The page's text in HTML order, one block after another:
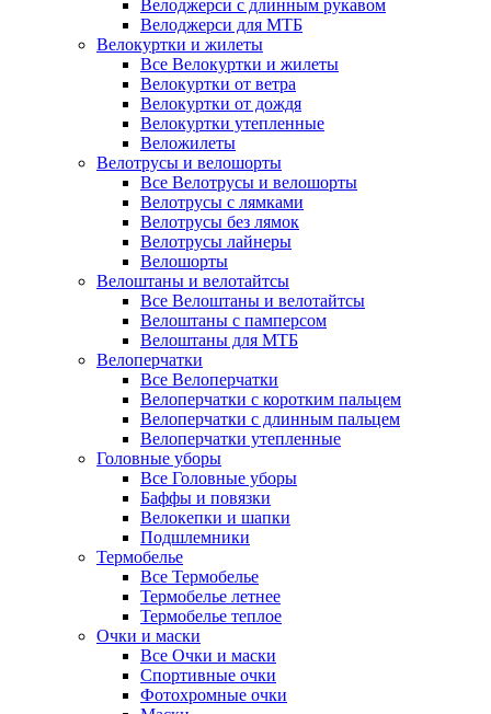
Велоджерси с длинным рукавом
Велоджерси для МТБ
Велокуртки и жилеты
Все Велокуртки и жилеты
Велокуртки от ветра
Велокуртки от дождя
Велокуртки утепленные
Веложилеты
Велотрусы и велошорты
Все Велотрусы и велошорты
Велотрусы с лямками
Велотрусы без лямок
Велотрусы лайнеры
Велошорты
Велоштаны и велотайтсы
Все Велоштаны и велотайтсы
Велоштаны с памперсом
Велоштаны для МТБ
Велоперчатки
Все Велоперчатки
Велоперчатки с коротким пальцем
Велоперчатки с длинным пальцем
Велоперчатки утепленные
Головные уборы
Все Головные уборы
Баффы и повязки
Велокепки и шапки
Подшлемники
Термобелье
Все Термобелье
Термобелье летнее
Термобелье теплое
Очки и маски
Все Очки и маски
Спортивные очки
Фотохромные очки